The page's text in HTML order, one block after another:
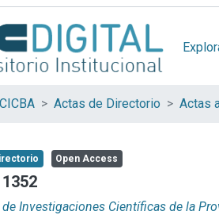
CICBA Actas de Directorio Actas
Open Access
Investigaciones Científicas de la